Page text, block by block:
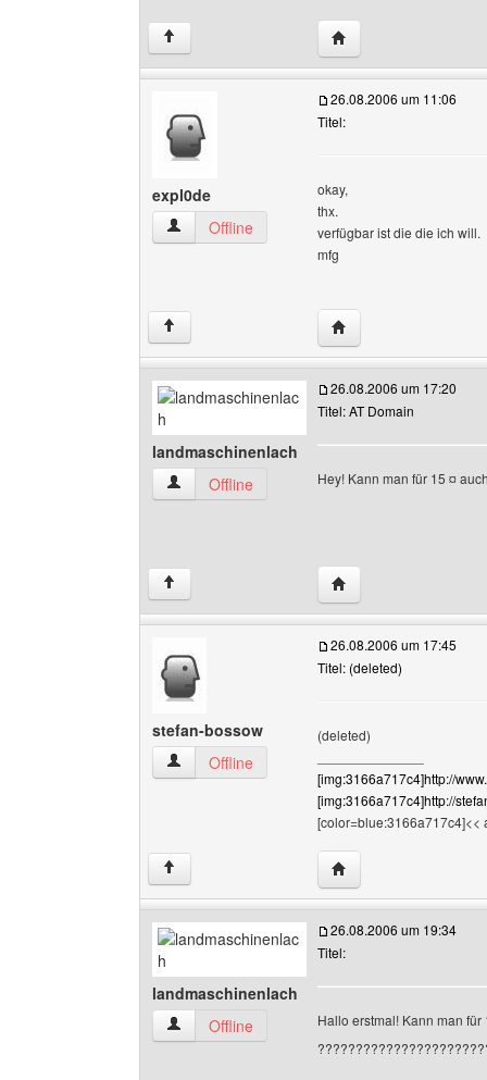
↑ Website dieses
expl0de
expl0de Benutzer-Profile anzeigen
Offline
26.08.2006 um 11:06
Titel:
okay,
thx.
verfügbar ist die die ich will.
mfg
↑ Website dieses
landmaschinenlach
landmaschinenlach Benutzer-Profile anzeigen
Offline
26.08.2006 um 17:20
Titel: AT Domain
Hey! Kann man für 15 ¤
↑ Website dieses
stefan-bossow
stefan-bossow Benutzer-Profile anzeigen
Offline
26.08.2006 um 17:45
Titel: (deleted)
(deleted)
[img:3166a717c4]http://
[img:3166a717c4]http://
[color=blue:3166a717c4]<<
↑ Website dieses
landmaschinenlach
landmaschinenlach Benutzer-Profile anzeigen
Offline
26.08.2006 um 19:34
Titel:
Hallo erstmal! Kann man